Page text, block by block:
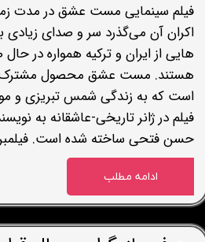
فیلم سینمایی مست عشق در مدت
اکران آن می‌گذرد سر و صدای زیادی
هایی از ایران و ترکیه همواره در
هستند. مست عشق محصول مشترک
است که به زندگی شمس تبریزی و
فیلم در ژانر تاریخی-عاشقانه به
حسن فتحی ساخته شده است.
ادامه مطلب